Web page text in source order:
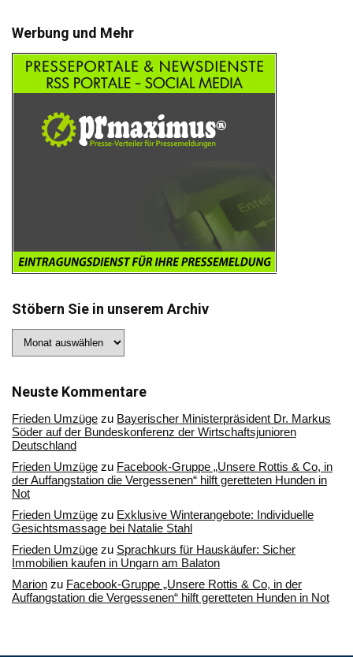
Werbung und Mehr
Stöbern Sie in unserem Archiv
Sie
Archiv
Neuste Kommentare
Frieden Umzüge zu Bayerischer Ministerpräsident Dr. Markus
Söder auf der Bundeskonferenz der Wirtschaftsjunioren
Deutschland
Frieden Umzüge zu Facebook-Gruppe „Unsere Rottis & Co, in
der Auffangstation die Vergessenen“ hilft geretteten Hunden in
Not
Frieden Umzüge zu Exklusive Winterangebote: Individuelle
Gesichtsmassage bei Natalie Stahl
Frieden Umzüge zu Sprachkurs für Hauskäufer: Sicher
Immobilien kaufen in Ungarn am Balaton
Marion zu Facebook-Gruppe „Unsere Rottis & Co, in der
Auffangstation die Vergessenen“ hilft geretteten Hunden in Not